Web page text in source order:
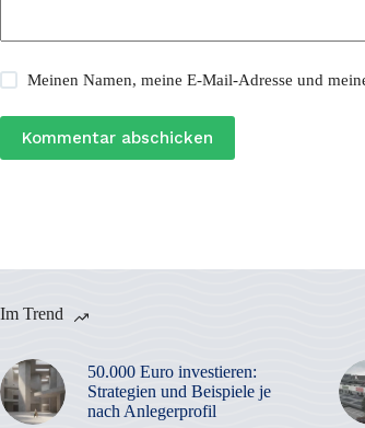
Meinen Namen, meine E-Mail-Adresse und
Kommentar abschicken
Im Trend
50.000 Euro investieren:
Strategien und Beispiele je
nach Anlegerprofil